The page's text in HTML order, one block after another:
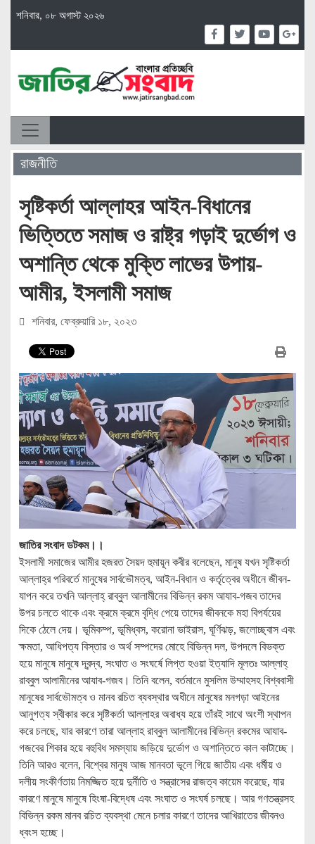
শনিবার, ০৮ অগাস্ট ২০২৬
রাজনীতি
সৃষ্টিকর্তা আল্লাহর আইন-বিধানের
ভিত্তিতে সমাজ ও রাষ্ট্র গড়াই দুর্ভোগ ও
অশান্তি থেকে মুক্তি লাভের উপায়-
আমীর, ইসলামী সমাজ
শনিবার, ফেব্রুয়ারি ১৮, ২০২৩
জাতির সংবাদ ডটকম।।
ইসলামী সমাজের আমীর হজরত সৈয়দ হুমায়ূন কবীর বলেছেন, মানুষ যখন সৃষ্টিকর্তা
আল্লাহ্র পরিবর্তে মানুষের সার্বভৌমত্ব, আইন-বিধান ও কর্তৃত্বের অধীনে জীবন-
যাপন করে তখনি আল্লাহ্ রাব্বুল আলামীনের বিভিন্ন রকম আযাব-গজব তাদের
উপর চলতে থাকে এবং ক্রমে ক্রমে বৃদ্ধি পেয়ে তাদের জীবনকে মহা বিপর্যয়ের
দিকে ঠেলে দেয়। ভূমিকম্প, ভূমিধ্বস, করোনা ভাইরাস, ঘূর্ণিঝড়, জলোচ্ছ্বাস এবং
ক্ষমতা, আধিপত্য বিস্তার ও অর্থ সম্পদের মোহে বিভিন্ন দল, উপদলে বিভক্ত
হয়ে মানুষে মানুষে দ্বন্দ্ব, সংঘাত ও সংঘর্ষে লিপ্ত হওয়া ইত্যাদি মূলতঃ আল্লাহ্
রাব্বুল আলামীনের আযাব-গজব। তিনি বলেন, বর্তমানে মুসলিম উম্মাহসহ বিশ্ববাসী
মানুষের সার্বভৌমত্ব ও মানব রচিত ব্যবস্থার অধীনে মানুষের মনগড়া আইনের
আনুগত্য স্বীকার করে সৃষ্টিকর্তা আল্লাহর অবাধ্য হয়ে তাঁরই সাথে অংশী স্থাপন
করে চলছে, যার কারণে তারা আল্লাহ রাব্বুল আলামীনের বিভিন্ন রকমের আযাব-
গজবের শিকার হয়ে বহুবিধ সমস্যায় জড়িয়ে দুর্ভোগ ও অশান্তিতে কাল কাটাচ্ছে।
তিনি আরও বলেন, বিশ্বের মানুষ আজ মানবতা ভূলে গিয়ে জাতীয় এবং ধর্মীয় ও
দলীয় সংকীর্ণতায় নিমজ্জিত হয়ে দুর্নীতি ও সন্ত্রাসের রাজত্ব কায়েম করেছে, যার
কারণে মানুষে মানুষে হিংষা-বিদ্ধেষ এবং সংঘাত ও সংঘর্ষ চলছে। আর গণতন্ত্রসহ
বিভিন্ন রকম মানব রচিত ব্যবস্থা মেনে চলার কারণে তাদের আখিরাতের জীবনও
ধ্বংস হচ্ছে।